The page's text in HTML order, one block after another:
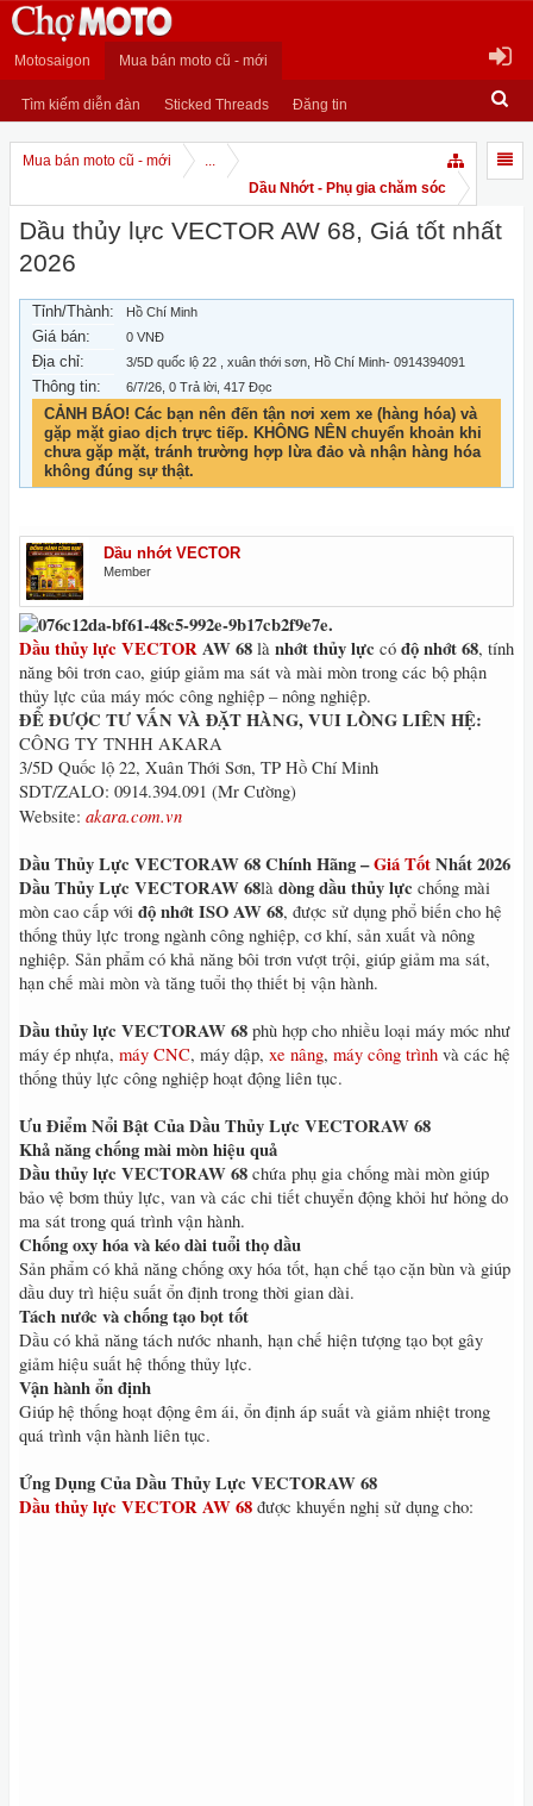
Motosaigon Mua bán moto cũ - mới
Tìm kiếm diễn đàn Sticked Threads Đăng tin
Mua bán moto cũ - mới
...
Dầu Nhớt - Phụ gia chăm sóc
Dầu thủy lực VECTOR AW 68, Giá tốt nhất
2026
Tỉnh/Thành: Hồ Chí Minh
Giá bán: 0 VNĐ
Địa chỉ: 3/5D quốc lộ 22 , xuân thới sơn, Hồ Chí Minh- 0914394091
Thông tin: 6/7/26 , 0 Trả lời, 417 Đọc
CẢNH BÁO! Các bạn nên đến tận nơi xem xe (hàng hóa) và
gặp mặt giao dịch trực tiếp. KHÔNG NÊN chuyển khoản khi
chưa gặp mặt, tránh trường hợp lừa đảo và nhận hàng hóa
không đúng sự thật.
Dầu nhớt VECTOR
Member
Dầu thủy lực VECTORAW 68 là nhớt thủy lực có độ nhớt 68, tính
năng bôi trơn cao, giúp giảm ma sát và mài mòn trong các bộ phận
thủy lực của máy móc công nghiệp – nông nghiệp.
ĐỂ ĐƯỢC TƯ VẤN VÀ ĐẶT HÀNG, VUI LÒNG LIÊN HỆ:
CÔNG TY TNHH AKARA
3/5D Quốc lộ 22, Xuân Thới Sơn, TP Hồ Chí Minh
SDT/ZALO: 0914.394.091 (Mr Cường)
Website: akara.com.vn
Dầu Thủy Lực VECTORAW 68 Chính Hãng –Giá TốtNhất 2026
Dầu Thủy Lực VECTORAW 68là dòng dầu thủy lực chống mài
mòn cao cấp với độ nhớt ISO AW 68, được sử dụng phổ biến cho hệ
thống thủy lực trong ngành công nghiệp, cơ khí, sản xuất và nông
nghiệp. Sản phẩm có khả năng bôi trơn vượt trội, giúp giảm ma sát,
hạn chế mài mòn và tăng tuổi thọ thiết bị vận hành.
Dầu thủy lực VECTORAW 68 phù hợp cho nhiều loại máy móc như
máy ép nhựa, máy CNC, máy dập, xe nâng, máy công trình và các hệ
thống thủy lực công nghiệp hoạt động liên tục.
Ưu Điểm Nổi Bật Của Dầu Thủy Lực VECTORAW 68
Khả năng chống mài mòn hiệu quả
Dầu thủy lực VECTORAW 68 chứa phụ gia chống mài mòn giúp
bảo vệ bơm thủy lực, van và các chi tiết chuyển động khỏi hư hỏng do
ma sát trong quá trình vận hành.
Chống oxy hóa và kéo dài tuổi thọ dầu
Sản phẩm có khả năng chống oxy hóa tốt, hạn chế tạo cặn bùn và giúp
dầu duy trì hiệu suất ổn định trong thời gian dài.
Tách nước và chống tạo bọt tốt
Dầu có khả năng tách nước nhanh, hạn chế hiện tượng tạo bọt gây
giảm hiệu suất hệ thống thủy lực.
Vận hành ổn định
Giúp hệ thống hoạt động êm ái, ổn định áp suất và giảm nhiệt trong
quá trình vận hành liên tục.
Ứng Dụng Của Dầu Thủy Lực VECTORAW 68
Dầu thủy lực VECTOR AW 68 được khuyến nghị sử dụng cho: